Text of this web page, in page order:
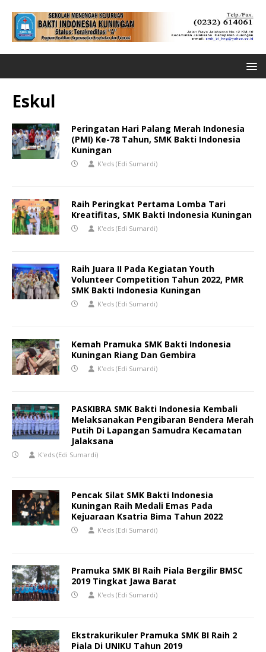
Eskul
Peringatan Hari Palang Merah Indonesia
(PMI) Ke-78 Tahun, SMK Bakti Indonesia
Kuningan
K'eds (Edi Sumardi)
Raih Peringkat Pertama Lomba Tari
Kreatifitas, SMK Bakti Indonesia Kuningan
K'eds (Edi Sumardi)
Raih Juara II Pada Kegiatan Youth
Volunteer Competition Tahun 2022, PMR
SMK Bakti Indonesia Kuningan
K'eds (Edi Sumardi)
Kemah Pramuka SMK Bakti Indonesia
Kuningan Riang Dan Gembira
K'eds (Edi Sumardi)
PASKIBRA SMK Bakti Indonesia Kembali
Melaksanakan Pengibaran Bendera Merah
Putih Di Lapangan Samudra Kecamatan
Jalaksana
K'eds (Edi Sumardi)
Pencak Silat SMK Bakti Indonesia
Kuningan Raih Medali Emas Pada
Kejuaraan Ksatria Bima Tahun 2022
K'eds (Edi Sumardi)
Pramuka SMK BI Raih Piala Bergilir BMSC
2019 Tingkat Jawa Barat
K'eds (Edi Sumardi)
Ekstrakurikuler Pramuka SMK BI Raih 2
Piala Di UNIKU Tahun 2019